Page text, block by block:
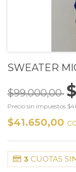
SWEATER
$99.000,00
Precio sin impuestos
$41.650,00
3 CUOTAS